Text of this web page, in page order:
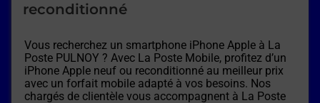
reconditionné
Vous recherchez un smartphone iPhone Apple à La
Poste PULNOY ? Avec La Poste Mobile, profitez d’un
iPhone Apple neuf ou reconditionné au meilleur prix
avec un forfait mobile adapté à vos besoins. Nos
chargés de clientèle vous accompagnent à La Poste